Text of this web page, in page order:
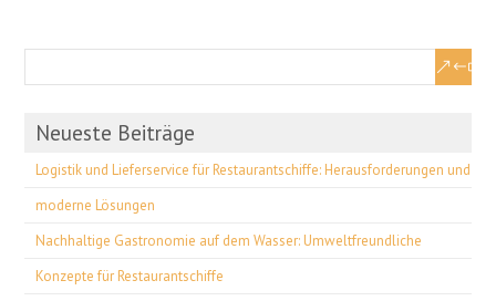
Neueste Beiträge
Logistik und Lieferservice für Restaurantschiffe: Herausforderungen und
moderne Lösungen
Nachhaltige Gastronomie auf dem Wasser: Umweltfreundliche
Konzepte für Restaurantschiffe